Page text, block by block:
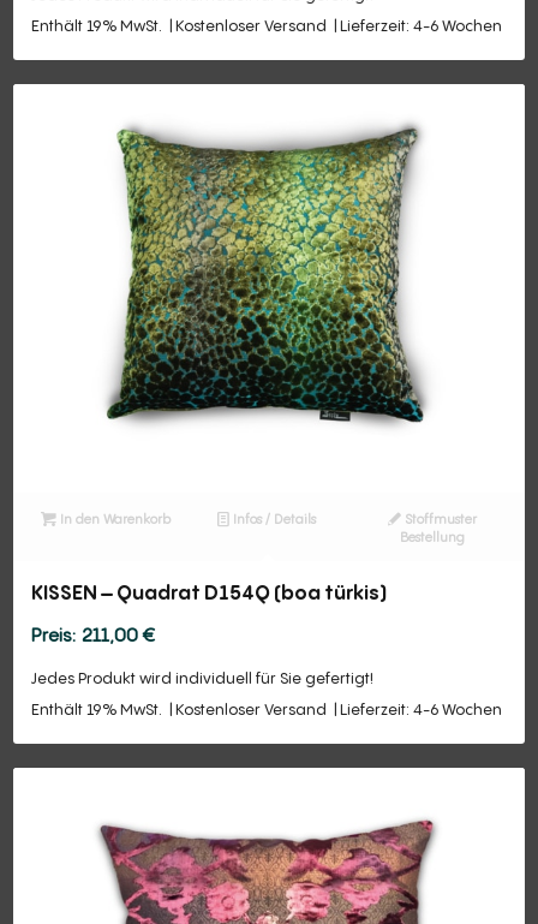
Enthält 19% MwSt.
Kostenloser Versand Lieferzeit: 4-6 Wochen
In den Warenkorb Infos / Details
Stoffmuster
Bestellung
KISSEN – Quadrat D154Q (boa türkis)
211,00€
Jedes Produkt wird individuell für Sie gefertigt!
Enthält 19% MwSt.
Kostenloser Versand Lieferzeit: 4-6 Wochen